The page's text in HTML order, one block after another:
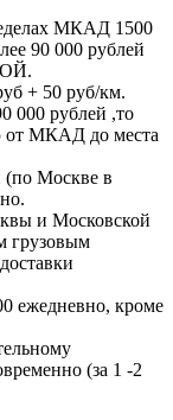
МКАД 1500
90 000 рублей
+ 50 руб/км.
000 рублей ,то
от МКАД до места
(по Москве в
и Московской
грузовым
ежедневно, кроме
(за 1 -2